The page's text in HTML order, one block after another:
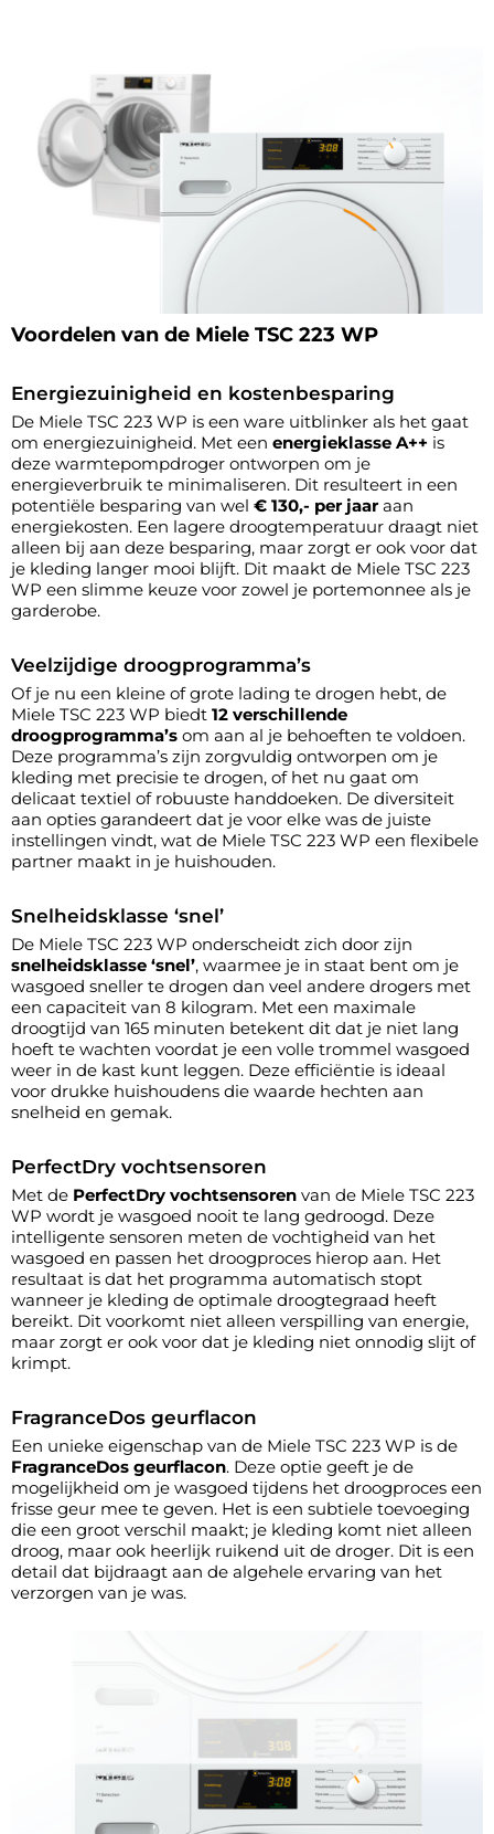
Voordelen van de Miele TSC 223 WP
Energiezuinigheid en kostenbesparing
De Miele TSC 223 WP is een ware uitblinker als het gaat
om energiezuinigheid. Met een energieklasse A++ is
deze warmtepompdroger ontworpen om je
energieverbruik te minimaliseren. Dit resulteert in een
potentiële besparing van wel € 130,- per jaaraan
energiekosten. Een lagere droogtemperatuur draagt niet
alleen bij aan deze besparing, maar zorgt er ook voor dat
je kleding langer mooi blijft. Dit maakt de Miele TSC 223
WP een slimme keuze voor zowel je portemonnee als je
garderobe.
Veelzijdige droogprogramma’s
Of je nu een kleine of grote lading te drogen hebt, de
Miele TSC 223 WP biedt 12 verschillende
droogprogramma’s om aan al je behoeften te voldoen.
Deze programma’s zijn zorgvuldig ontworpen om je
kleding met precisie te drogen, of het nu gaat om
delicaat textiel of robuuste handdoeken. De diversiteit
aan opties garandeert dat je voor elke was de juiste
instellingen vindt, wat de Miele TSC 223 WP een flexibele
partner maakt in je huishouden.
Snelheidsklasse ‘snel’
De Miele TSC 223 WP onderscheidt zich door zijn
snelheidsklasse ‘snel’, waarmee je in staat bent om je
wasgoed sneller te drogen dan veel andere drogers met
een capaciteit van 8 kilogram. Met een maximale
droogtijd van 165 minuten betekent dit dat je niet lang
hoeft te wachten voordat je een volle trommel wasgoed
weer in de kast kunt leggen. Deze efficiëntie is ideaal
voor drukke huishoudens die waarde hechten aan
snelheid en gemak.
PerfectDry vochtsensoren
Met de PerfectDry vochtsensoren van de Miele TSC 223
WP wordt je wasgoed nooit te lang gedroogd. Deze
intelligente sensoren meten de vochtigheid van het
wasgoed en passen het droogproces hierop aan. Het
resultaat is dat het programma automatisch stopt
wanneer je kleding de optimale droogtegraad heeft
bereikt. Dit voorkomt niet alleen verspilling van energie,
maar zorgt er ook voor dat je kleding niet onnodig slijt of
krimpt.
FragranceDos geurflacon
Een unieke eigenschap van de Miele TSC 223 WP is de
FragranceDos geurflacon. Deze optie geeft je de
mogelijkheid om je wasgoed tijdens het droogproces een
frisse geur mee te geven. Het is een subtiele toevoeging
die een groot verschil maakt; je kleding komt niet alleen
droog, maar ook heerlijk ruikend uit de droger. Dit is een
detail dat bijdraagt aan de algehele ervaring van het
verzorgen van je was.